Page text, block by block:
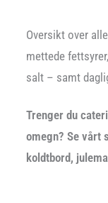
Oversikt over
mettede
salt – samt
Trenger du
omegn? Se vårt
koldtbord,